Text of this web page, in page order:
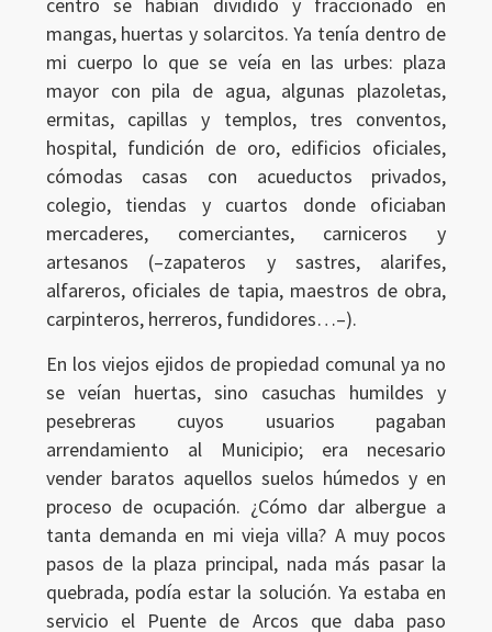
mangas, huertas y solarcitos. Ya tenía dentro de
mi cuerpo lo que se veía en las urbes: plaza
mayor con pila de agua, algunas plazoletas,
ermitas, capillas y templos, tres conventos,
hospital, fundición de oro, edificios oficiales,
cómodas casas con acueductos privados,
colegio, tiendas y cuartos donde oficiaban
mercaderes, comerciantes, carniceros y
artesanos (–zapateros y sastres, alarifes,
alfareros, oficiales de tapia, maestros de obra,
carpinteros, herreros, fundidores…–).
En los viejos ejidos de propiedad comunal ya no
se veían huertas, sino casuchas humildes y
pesebreras cuyos usuarios pagaban
arrendamiento al Municipio; era necesario
vender baratos aquellos suelos húmedos y en
proceso de ocupación. ¿Cómo dar albergue a
tanta demanda en mi vieja villa? A muy pocos
pasos de la plaza principal, nada más pasar la
quebrada, podía estar la solución. Ya estaba en
servicio el Puente de Arcos que daba paso